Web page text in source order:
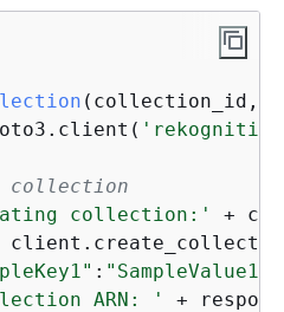
( collection_id,
collection
collection:'
+
: "SampleValue1"
ARN: '
+